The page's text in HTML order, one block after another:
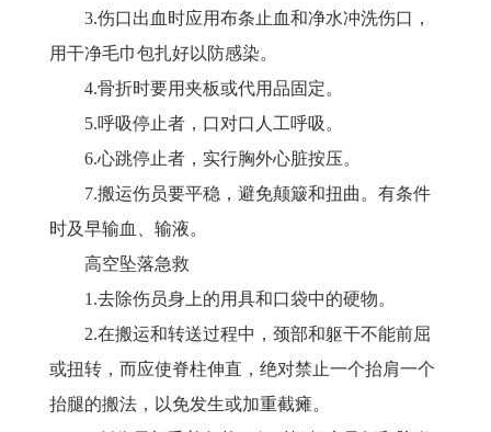
3.伤口出血时应用布条止血和净水冲洗伤口，
用干净毛巾包扎好以防感染。
4.骨折时要用夹板或代用品固定。
5.呼吸停止者，口对口人工呼吸。
6.心跳停止者，实行胸外心脏按压。
7.搬运伤员要平稳，避免颠簸和扭曲。有条件
时及早输血、输液。
高空坠落急救
1.去除伤员身上的用具和口袋中的硬物。
2.在搬运和转送过程中，颈部和躯干不能前屈
或扭转，而应使脊柱伸直，绝对禁止一个抬肩一个
抬腿的搬法，以免发生或加重截瘫。